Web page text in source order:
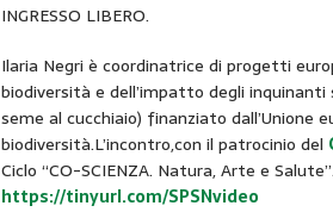
INGRESSO LIBERO.
Ilaria Negri è coordinatrice di progetti
biodiversità e dell’impatto degli
seme al cucchiaio) finanziato dall’Unione
biodiversità.L’incontro,con il patrocinio del
Ciclo “CO-SCIENZA. Natura, Arte e
https://tinyurl.com/SPSNvideo